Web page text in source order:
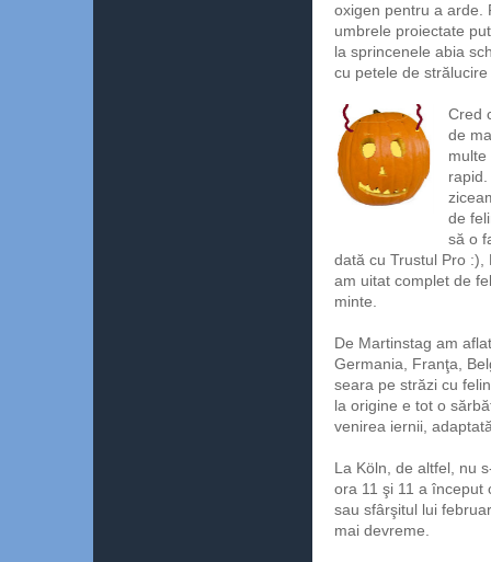
oxigen pentru a arde.
umbrele proiectate
la sprincenele abia
cu petele de
Cred
de
multe
de
să o
dată cu Trustul Pro :),
am uitat complet de
minte.
De Martinstag am
Germania, Franţa,
seara pe străzi cu
la origine e tot o
venirea iernii,
La Köln, de altfel, nu
ora 11 şi 11 a început
sau sfârşitul lui
mai devreme.